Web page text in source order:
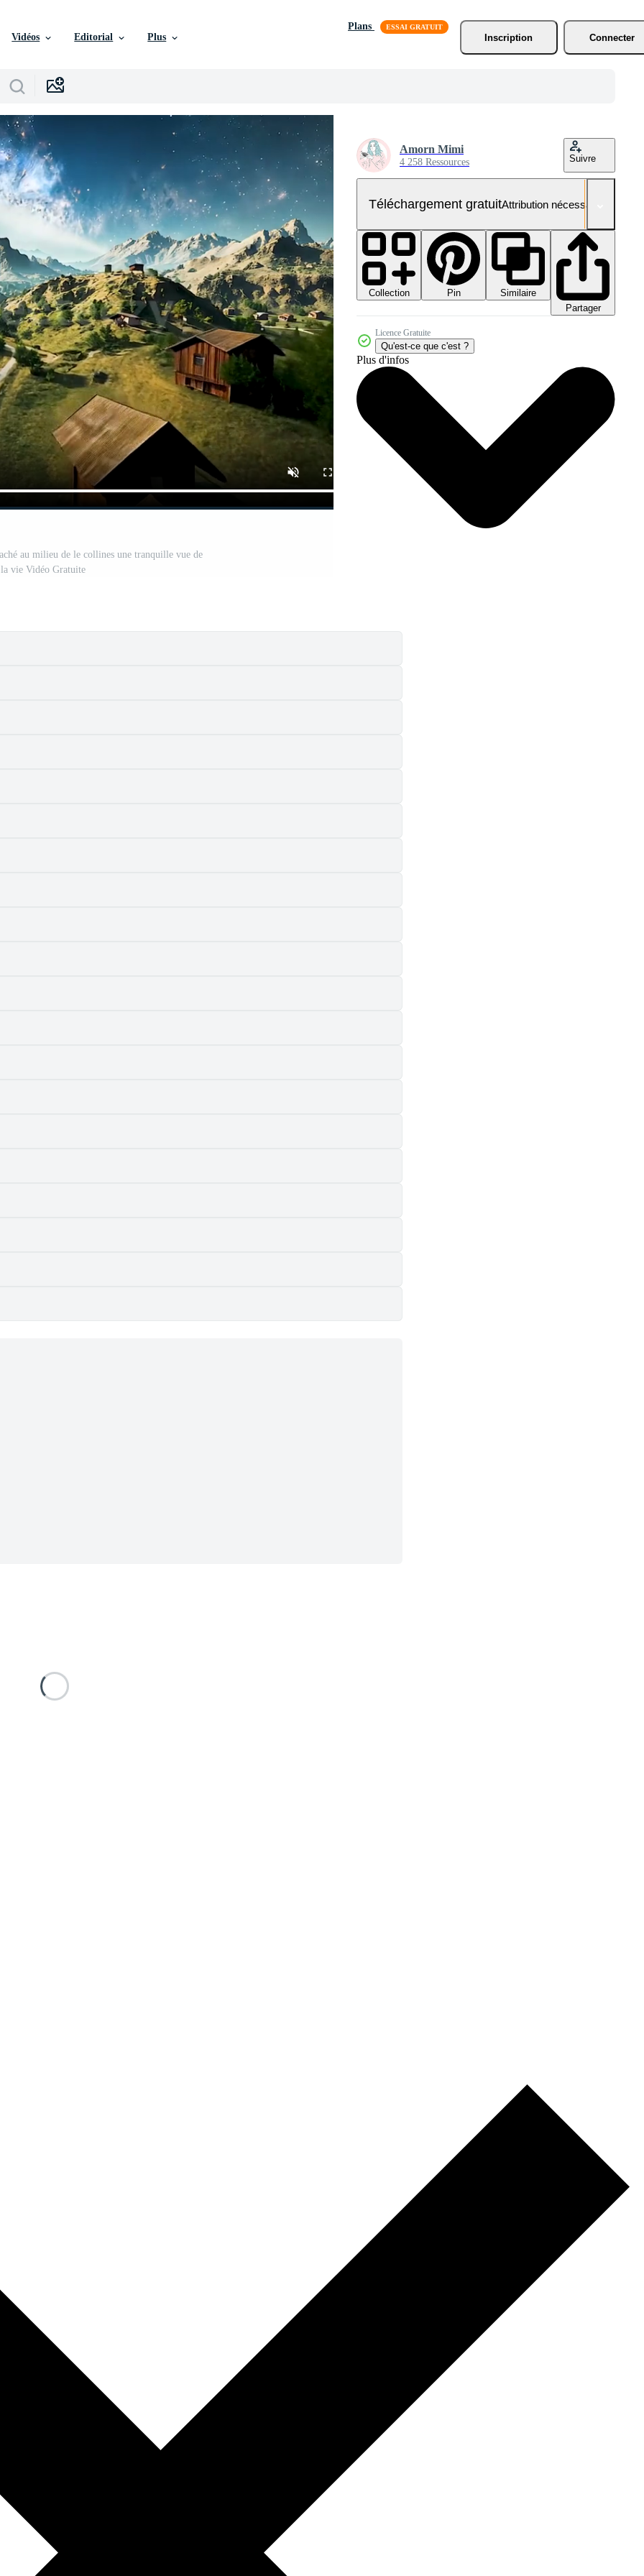
Vidéos Editorial Plus
Plans
Inscription
Connecter
au milieu de le collines une tranquille vue de
vie Vidéo Gratuite
Amorn Mimi
4 258 Ressources Suivre
Téléchargement gratuitAttribution nécessaire
Collection Pin
Similaire
Partager
Licence Gratuite
Qu'est-ce que c'est ?
Plus d'infos